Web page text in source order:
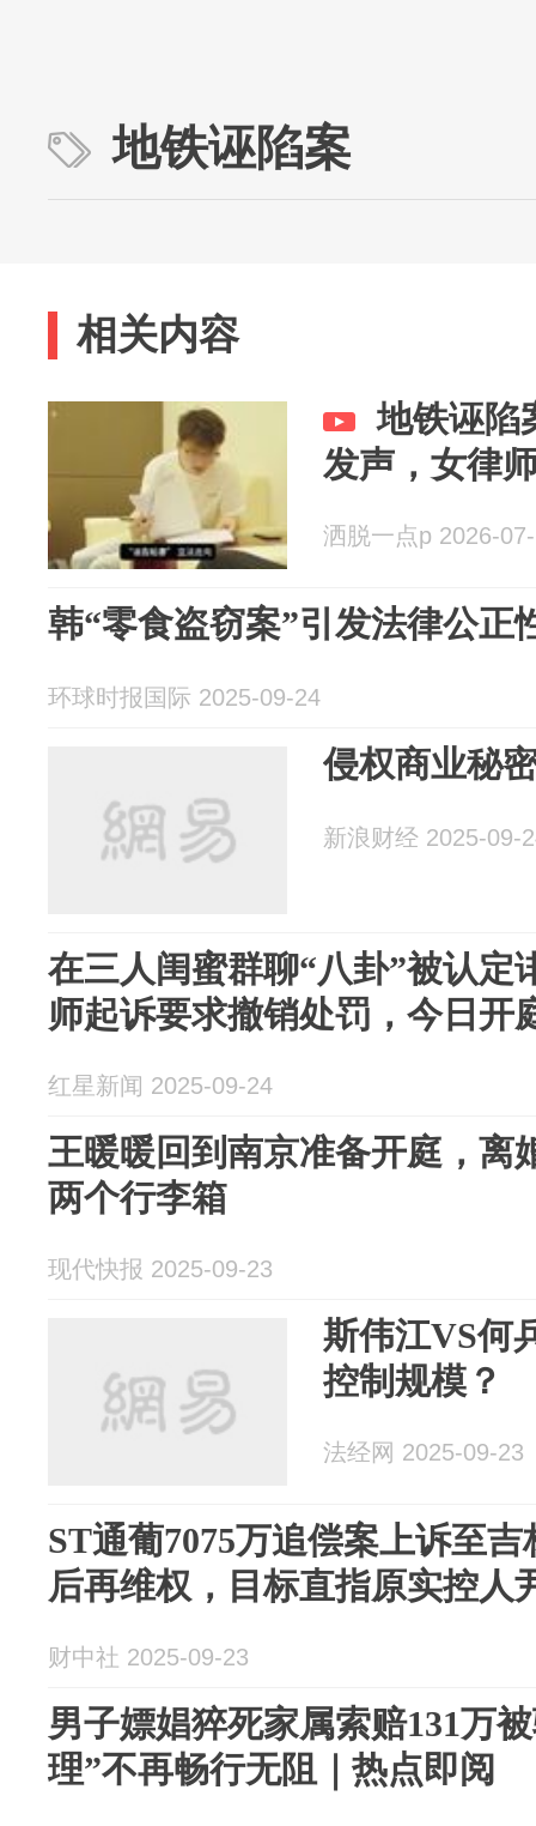
地铁诬陷案
相关内容
地铁诬陷
发声，女律
洒脱一点p 2026-
韩“零食盗窃案”引发法律公正
环球时报国际 2025-09-24
侵权商业秘
新浪财经 2025-09-
在三人闺蜜群聊“八卦”被认定
师起诉要求撤销处罚，今日开
红星新闻 2025-09-24
王暖暖回到南京准备开庭，离
两个行李箱
现代快报 2025-09-23
斯伟江VS何
控制规模？
法经网 2025-09-23
ST通葡7075万追偿案上诉至
后再维权，目标直指原实控人
财中社 2025-09-23
男子嫖娼猝死家属索赔131万
理”不再畅行无阻｜热点即阅